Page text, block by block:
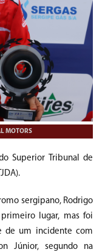
MOTORS
Superior Tribunal de
sergipano, Rodrigo
lugar, mas foi
de um incidente com
Júnior, segundo na